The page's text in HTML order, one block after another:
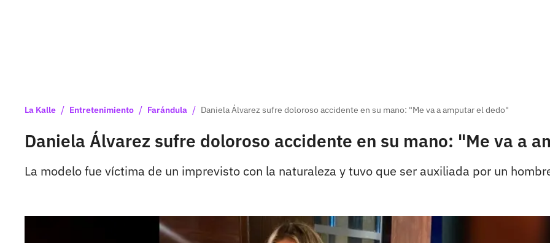
La Kalle / Entretenimiento / Farándula / Daniela Álvarez sufre doloroso accidente en su mano: "Me va a amputar el dedo"
Daniela Álvarez sufre doloroso accidente en su mano: "Me va a
La modelo fue víctima de un imprevisto con la naturaleza y tuvo que ser auxiliada por un